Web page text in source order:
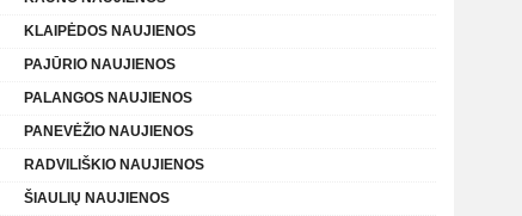
KLAIPĖDOS NAUJIENOS
PAJŪRIO NAUJIENOS
PALANGOS NAUJIENOS
PANEVĖŽIO NAUJIENOS
RADVILIŠKIO NAUJIENOS
ŠIAULIŲ NAUJIENOS